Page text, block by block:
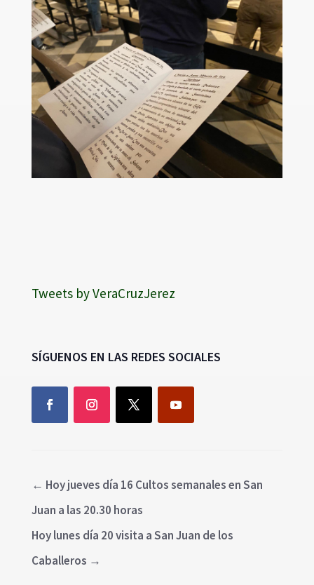
Tweets by VeraCruzJerez
SÍGUENOS EN LAS REDES SOCIALES
← Hoy jueves día 16 Cultos semanales en San
Juan a las 20.30 horas
Hoy lunes día 20 visita a San Juan de los
Caballeros →